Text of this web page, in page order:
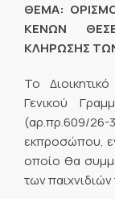
ΘΕΜΑ:
ΚΕΝΩΝ
ΚΛΗΡΩΣΗΣ
Το
Γενικού
(αρ.πρ.609/
εκπροσώπου,
οποίο θα
των